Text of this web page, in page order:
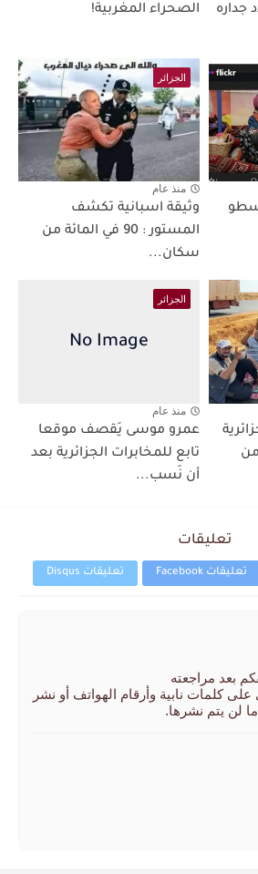
جداره
الصحراء المغربية!
الجزائر
منذ عام
وثيقة اسبانية تكشف
المستور : 90 في المائة من
سكان...
من
الجزائر
منذ عام
عمرو موسى يَقصف موقعا
تابع للمخابرات الجزائرية بعد
أن نَسب...
تعليقات
تعليقات Facebook تعليقات Disqus
بعد مراجعته
على كلمات نابية وأرقام الهواتف أو نشر
لن يتم نشرها.